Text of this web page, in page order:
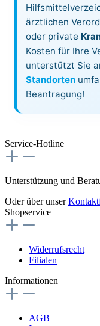
ärztlichen
oder private
Kosten für Ihre
unterstützt Sie
Standorten
Beantragung!
Service-Hotline
Unterstützung und
Oder über unser
Shopservice
Widerrufsrecht
Filialen
Informationen
AGB